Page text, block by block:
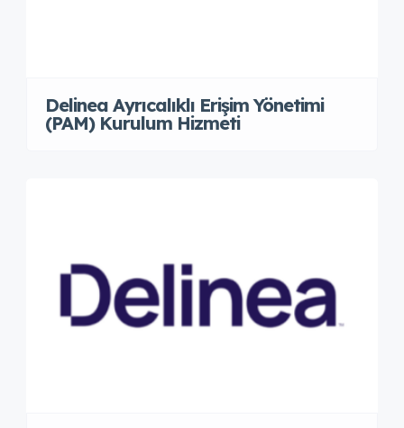
Delinea Ayrıcalıklı Erişim Yönetimi
(PAM) Kurulum Hizmeti